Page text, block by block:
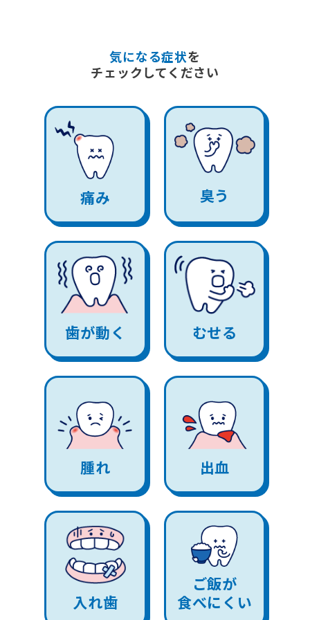
気になる症状を
チェックしてください
痛み 臭う
歯が動く むせる
腫れ 出血
入れ歯
ご飯が
食べにくい